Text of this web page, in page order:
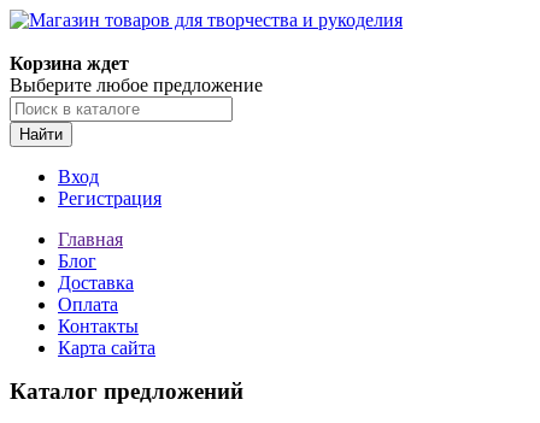
Корзина ждет
Выберите любое предложение
Найти
Вход
Регистрация
Главная
Блог
Доставка
Оплата
Контакты
Карта сайта
Каталог предложений